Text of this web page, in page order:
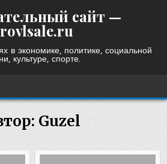
сайт —
в экономике, политике, социальной
культуре, спорте.
Guzel